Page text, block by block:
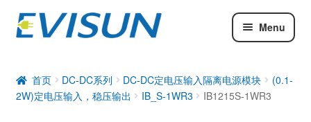
Menu
DC-DC系列
工业通信模块
首页 DC-DC系列 DC-DC定电压输入隔离电源模块
(0.1-
2W)定电压输入，稳压输出
IB_S-1WR3 IB1215S-1WR3